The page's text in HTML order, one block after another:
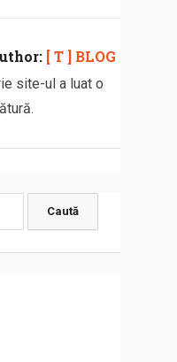
[ T ] BLOG
site-ul a luat o